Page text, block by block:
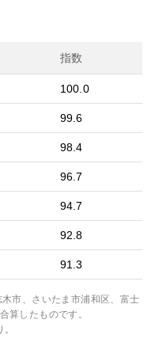
指数
100.0
99.6
98.4
96.7
94.7
92.8
91.3
市、さいたま市浦和区、富士
算したものです。